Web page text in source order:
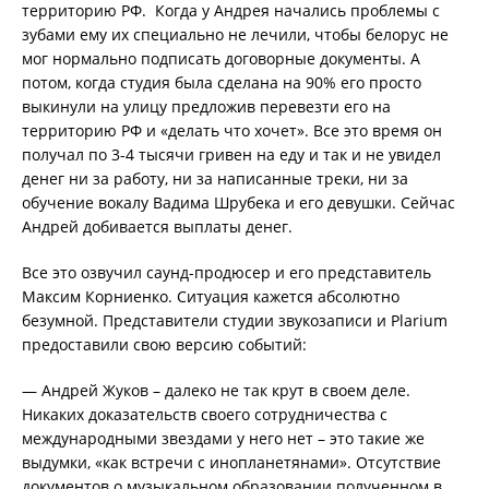
территорию РФ. Когда у Андрея начались проблемы с
зубами ему их специально не лечили, чтобы белорус не
мог нормально подписать договорные документы. А
потом, когда студия была сделана на 90% его просто
выкинули на улицу предложив перевезти его на
территорию РФ и «делать что хочет». Все это время он
получал по 3-4 тысячи гривен на еду и так и не увидел
денег ни за работу, ни за написанные треки, ни за
обучение вокалу Вадима Шрубека и его девушки. Сейчас
Андрей добивается выплаты денег.
Все это озвучил саунд-продюсер и его представитель
Максим Корниенко. Ситуация кажется абсолютно
безумной. Представители студии звукозаписи и Plarium
предоставили свою версию событий:
— Андрей Жуков – далеко не так крут в своем деле.
Никаких доказательств своего сотрудничества с
международными звездами у него нет – это такие же
выдумки, «как встречи с инопланетянами». Отсутствие